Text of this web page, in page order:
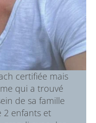
certifiée mais
qui a trouvé
de sa famille
2 enfants et